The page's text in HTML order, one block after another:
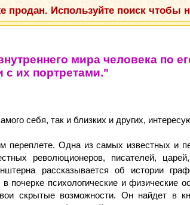
продан. Используйте поиск чтобы
мира человека по
их портретами."
себя, так и близких и других,
переплете. Одна из самых известных и
революционеров, писателей,
рассказывается об истории
почерке психологические и физические
скрытые возможности. Он найдет в